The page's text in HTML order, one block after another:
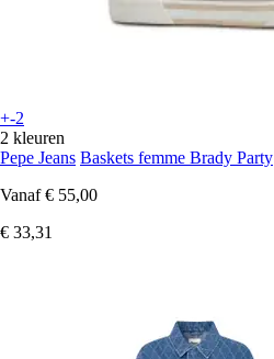
+-2
2 kleuren
Pepe Jeans Baskets femme Brady Party
Vanaf € 55,00
€ 33,31